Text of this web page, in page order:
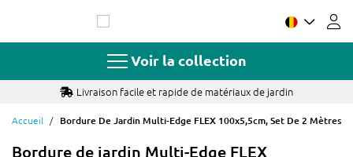
contenu
Voir la collection
Livraison facile et rapide de matériaux de jardin
Accueil Bordure De Jardin Multi-Edge FLEX 100x5,5cm, Set De 2 Mètres
Bordure de jardin Multi-Edge FLEX